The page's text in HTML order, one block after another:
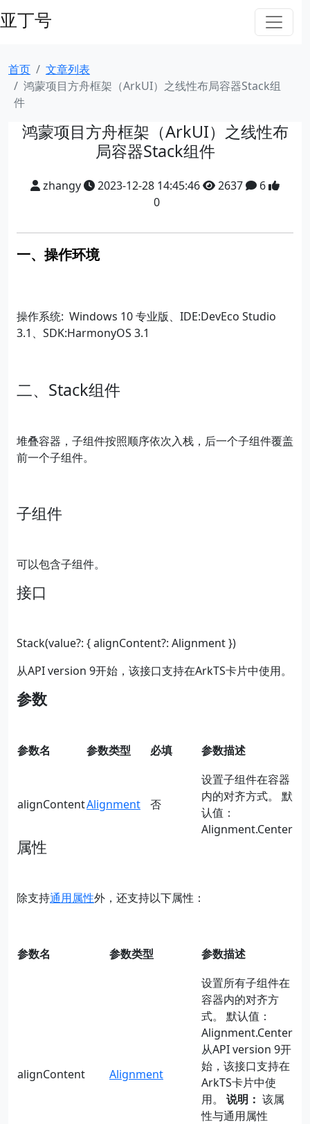
亚丁号
首页
文章列表
鸿蒙项目方舟框架（ArkUI）之线性布局容器Stack组
件
鸿蒙项目方舟框架（ArkUI）之线性布
局容器Stack组件
zhangy 2023-12-28 14:45:46 2637
6
0
一、操作环境
操作系统: Windows 10 专业版、IDE:DevEco Studio
3.1、SDK:HarmonyOS 3.1
二、Stack组件
堆叠容器，子组件按照顺序依次入栈，后一个子组件覆盖
前一个子组件。
子组件
可以包含子组件。
接口
Stack(value?: { alignContent?: Alignment })
从API version 9开始，该接口支持在ArkTS卡片中使用。
参数
参数名 参数类型 必填 参数描述
alignContentAlignment 否
设置子组件在容器
内的对齐方式。 默
认值：
Alignment.Center
属性
除支持通用属性外，还支持以下属性：
参数名 参数类型 参数描述
alignContent Alignment
设置所有子组件在
容器内的对齐方
式。 默认值：
Alignment.Center
从API version 9开
始，该接口支持在
ArkTS卡片中使
用。 说明： 该属
性与通用属性